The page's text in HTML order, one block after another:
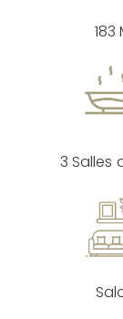
183
3 Salles